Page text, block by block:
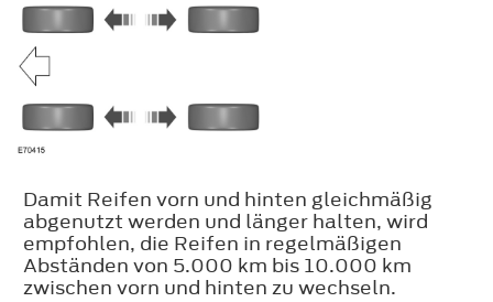
Damit Reifen vorn und hinten gleichmäßig
abgenutzt werden und länger halten, wird
empfohlen, die Reifen in regelmäßigen
Abständen von 5.000 km bis 10.000 km
zwischen vorn und hinten zu wechseln.